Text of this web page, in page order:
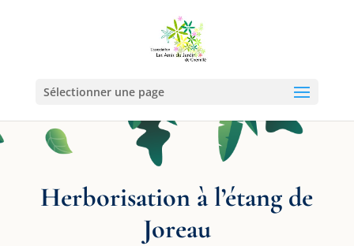
Sélectionner une page
Herborisation à l’étang de
Joreau